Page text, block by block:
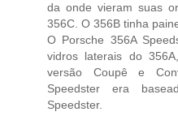
da onde vieram suas
356C. O 356B tinha
O Porsche 356A
vidros laterais do
versão Coupê e
Speedster era
Speedster.